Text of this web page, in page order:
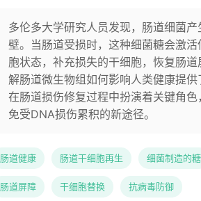
多伦多大学研究人员发现，肠道细菌
壁。当肠道受损时，这种细菌糖会激
胞状态，补充损失的干细胞，恢复肠
解肠道微生物组如何影响人类健康提
在肠道损伤修复过程中扮演着关键角
免受DNA损伤累积的新途径。
肠道健康 肠道干细胞再生 细菌制造的糖
肠道屏障 干细胞替换 抗病毒防御